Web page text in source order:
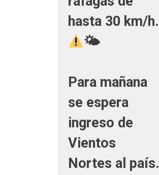
hasta 30 km/h.
🌤
Para mañana
se espera
ingreso de
Vientos
Nortes al país.